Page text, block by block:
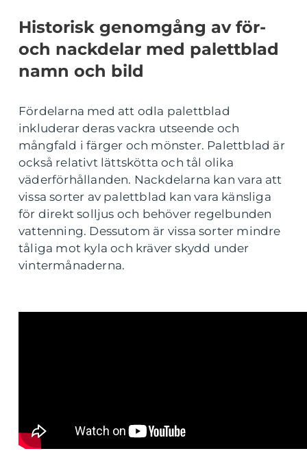
Historisk genomgång av för-
och nackdelar med palettblad
namn och bild
Fördelarna med att odla palettblad
inkluderar deras vackra utseende och
mångfald i färger och mönster. Palettblad är
också relativt lättskötta och tål olika
väderförhållanden. Nackdelarna kan vara att
vissa sorter av palettblad kan vara känsliga
för direkt solljus och behöver regelbunden
vattenning. Dessutom är vissa sorter mindre
tåliga mot kyla och kräver skydd under
vintermånaderna.